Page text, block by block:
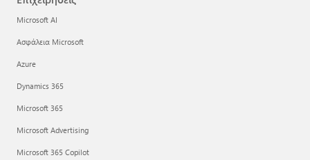
Microsoft AI
Ασφάλεια Microsoft
Azure
Dynamics 365
Microsoft 365
Microsoft Advertising
Microsoft 365 Copilot